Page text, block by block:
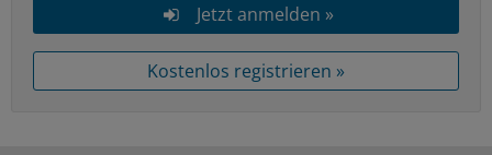
Jetzt anmelden »
Kostenlos registrieren »